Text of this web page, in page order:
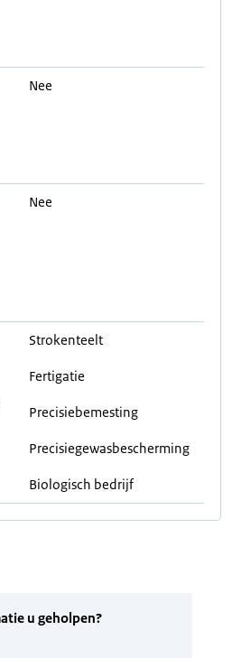
Nee
Nee
Strokenteelt
Fertigatie
Precisiebemesting
Precisiegewasbescherming
Biologisch bedrijf